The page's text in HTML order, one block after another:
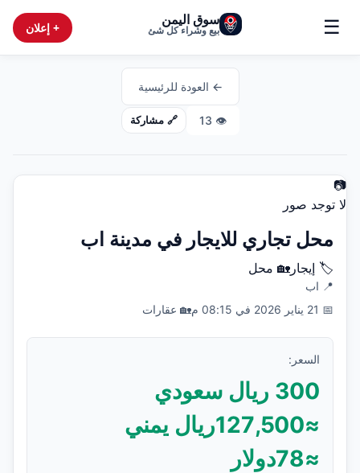
☰ سوق اليمن
بيع وشراء كل شئ + إعلان
← العودة للرئيسية
👁️
13 🔗 مشاركة
📷
لا توجد صور
محل تجاري للايجار في مدينة اب
🏷️ إيجار 🏡 محل
📍 اب
📅 21 يناير 2026 في 08:15 م 🏡 عقارات
السعر:
300 ريال سعودي
≈
127,500ريال يمني
≈
78دولار